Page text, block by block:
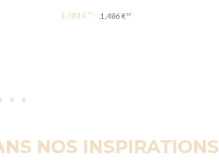
1,783 € 1,486 €
NOS INSPIRATIONS